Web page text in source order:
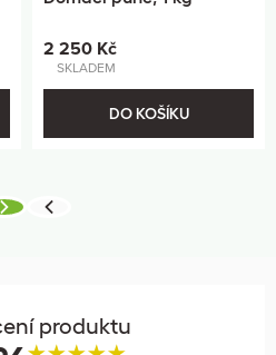
2 250 Kč
SKLADEM
DO KOŠÍKU
produktu